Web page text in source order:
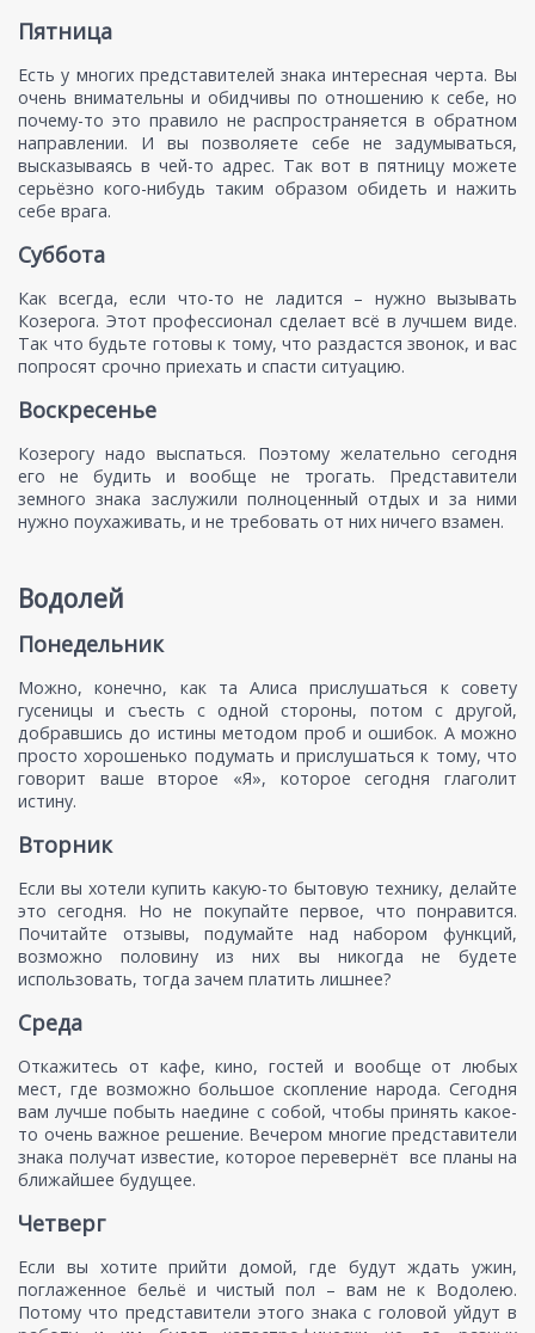
Пятница
Есть у многих представителей знака интересная черта. Вы
очень внимательны и обидчивы по отношению к себе, но
почему-то это правило не распространяется в обратном
направлении. И вы позволяете себе не задумываться,
высказываясь в чей-то адрес. Так вот в пятницу можете
серьёзно кого-нибудь таким образом обидеть и нажить
себе врага.
Суббота
Как всегда, если что-то не ладится – нужно вызывать
Козерога. Этот профессионал сделает всё в лучшем виде.
Так что будьте готовы к тому, что раздастся звонок, и вас
попросят срочно приехать и спасти ситуацию.
Воскресенье
Козерогу надо выспаться. Поэтому желательно сегодня
его не будить и вообще не трогать. Представители
земного знака заслужили полноценный отдых и за ними
нужно поухаживать, и не требовать от них ничего взамен.
Водолей
Понедельник
Можно, конечно, как та Алиса прислушаться к совету
гусеницы и съесть с одной стороны, потом с другой,
добравшись до истины методом проб и ошибок. А можно
просто хорошенько подумать и прислушаться к тому, что
говорит ваше второе «Я», которое сегодня глаголит
истину.
Вторник
Если вы хотели купить какую-то бытовую технику, делайте
это сегодня. Но не покупайте первое, что понравится.
Почитайте отзывы, подумайте над набором функций,
возможно половину из них вы никогда не будете
использовать, тогда зачем платить лишнее?
Среда
Откажитесь от кафе, кино, гостей и вообще от любых
мест, где возможно большое скопление народа. Сегодня
вам лучше побыть наедине с собой, чтобы принять какое-
то очень важное решение. Вечером многие представители
знака получат известие, которое перевернёт все планы на
ближайшее будущее.
Четверг
Если вы хотите прийти домой, где будут ждать ужин,
поглаженное бельё и чистый пол – вам не к Водолею.
Потому что представители этого знака с головой уйдут в